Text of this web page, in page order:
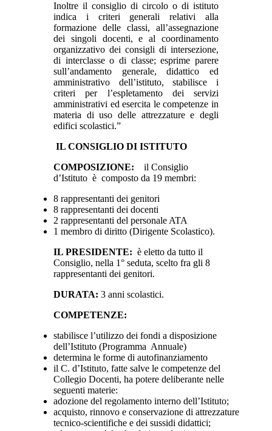
Inoltre il consiglio di circolo o di istituto
indica i criteri generali relativi alla
formazione delle classi, all’assegnazione
dei singoli docenti, e al coordinamento
organizzativo dei consigli di intersezione,
di interclasse o di classe; esprime parere
sull’andamento generale, didattico ed
amministrativo dell’istituto, stabilisce i
criteri per l’espletamento dei servizi
amministrativi ed esercita le competenze in
materia di uso delle attrezzature e degli
edifici scolastici.”
IL CONSIGLIO DI ISTITUTO
COMPOSIZIONE:
il Consiglio
d’Istituto è composto da 19 membri:
8 rappresentanti dei genitori
8 rappresentanti dei docenti
2 rappresentanti del personale ATA
1 membro di diritto (Dirigente Scolastico).
IL PRESIDENTE: è eletto da tutto il
Consiglio, nella 1° seduta, scelto fra gli 8
rappresentanti dei genitori.
DURATA: 3 anni scolastici.
COMPETENZE:
stabilisce l’utilizzo dei fondi a disposizione
dell’Istituto (Programma Annuale)
determina le forme di autofinanziamento
il C. d’Istituto, fatte salve le competenze del
Collegio Docenti, ha potere deliberante nelle
seguenti materie:
adozione del regolamento interno dell’Istituto;
acquisto, rinnovo e conservazione di attrezzature
tecnico-scientifiche e dei sussidi didattici;